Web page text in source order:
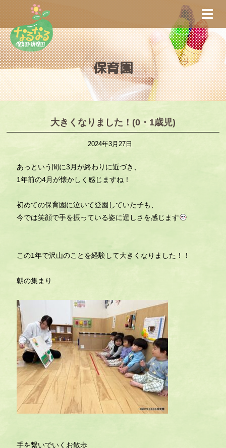
i
p
t
o
m
a
保育園
大きくなりました！(0・1歳児)
2024年3月27日
あっという間に3月が終わりに近づき、
1年前の4月が懐かしく感じますね！
初めての保育園に泣いて登園していた子も、
今では笑顔で手を振っている姿に逞しさを感じます
この1年で沢山のことを経験して大きくなりました！！
朝の集まり
手を繋いでいくお散歩